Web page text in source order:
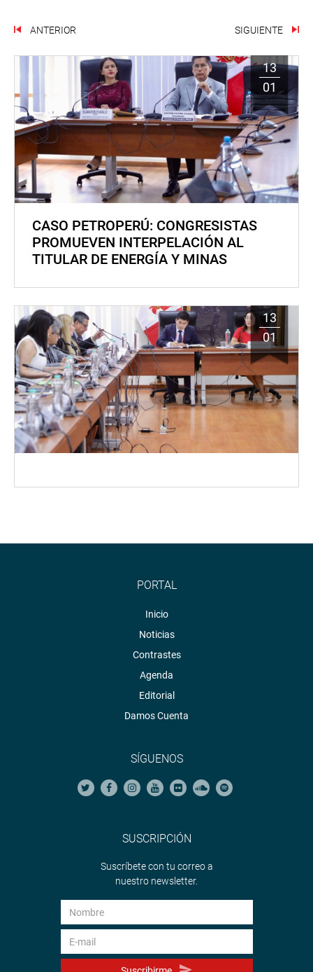
ANTERIOR SIGUIENTE
13
01
CASO PETROPERÚ: CONGRESISTAS
PROMUEVEN INTERPELACIÓN AL
TITULAR DE ENERGÍA Y MINAS
13
01
PORTAL
Inicio
Noticias
Contrastes
Agenda
Editorial
Damos Cuenta
SÍGUENOS
SUSCRIPCIÓN
Suscríbete con tu correo a
nuestro newsletter.